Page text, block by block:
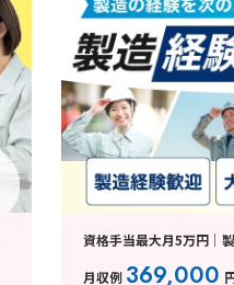
資格手当最大月5万円｜
月収例 369,000